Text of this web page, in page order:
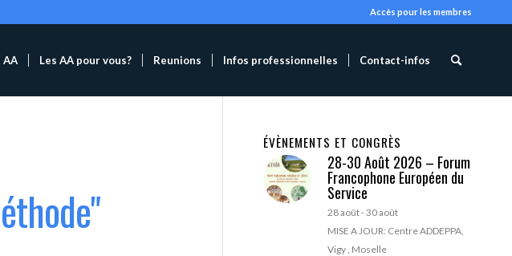
Accès pour les membres
AA Les AA pour vous? Reunions Infos professionnelles Contact-infos
ÉVÈNEMENTS ET CONGRÈS
28-30 Août 2026 – Forum
Francophone Européen du
Service
28 août-30 août
MISE A JOUR: Centre ADDEPPA,
Vigy , Moselle